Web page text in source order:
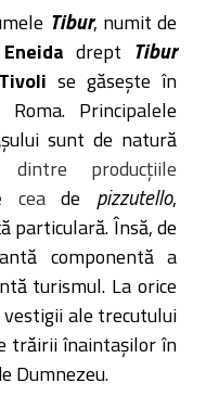
Tibur, numit de
Eneida drept Tibur
Tivoli se găsește în
Principalele
sunt de natură
dintre producțiile
ceade pizzutello,
particulară. Însă, de
componentă a
turismul. La orice
vestigii ale trecutului
trăirii înaintașilor în
Dumnezeu.